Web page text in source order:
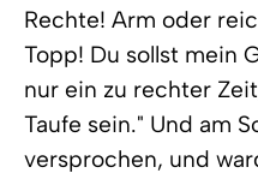
Rechte! Arm oder
Topp! Du sollst mein
nur ein zu rechter
Taufe sein." Und am
versprochen, und